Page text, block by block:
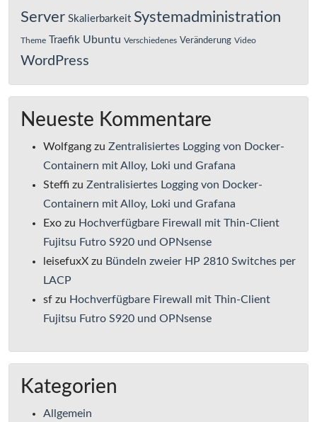
Server Skalierbarkeit Systemadministration
Theme Traefik Ubuntu Verschiedenes Veränderung Video
WordPress
Neueste Kommentare
Wolfgang zu Zentralisiertes Logging von Docker-
Containern mit Alloy, Loki und Grafana
Steffi zu Zentralisiertes Logging von Docker-
Containern mit Alloy, Loki und Grafana
Exo zu Hochverfügbare Firewall mit Thin-Client
Fujitsu Futro S920 und OPNsense
leisefuxX zu Bündeln zweier HP 2810 Switches per
LACP
sf zu Hochverfügbare Firewall mit Thin-Client
Fujitsu Futro S920 und OPNsense
Kategorien
Allgemein